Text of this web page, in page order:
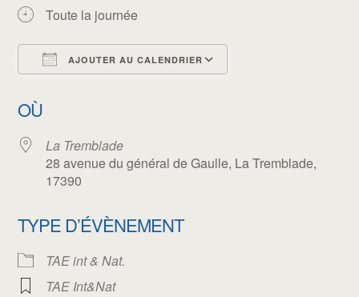
Toute la journée
AJOUTER AU CALENDRIER
OÙ
La Tremblade
28 avenue du général de Gaulle, La Tremblade,
17390
TYPE D’ÉVÈNEMENT
TAE int & Nat.
TAE Int&Nat